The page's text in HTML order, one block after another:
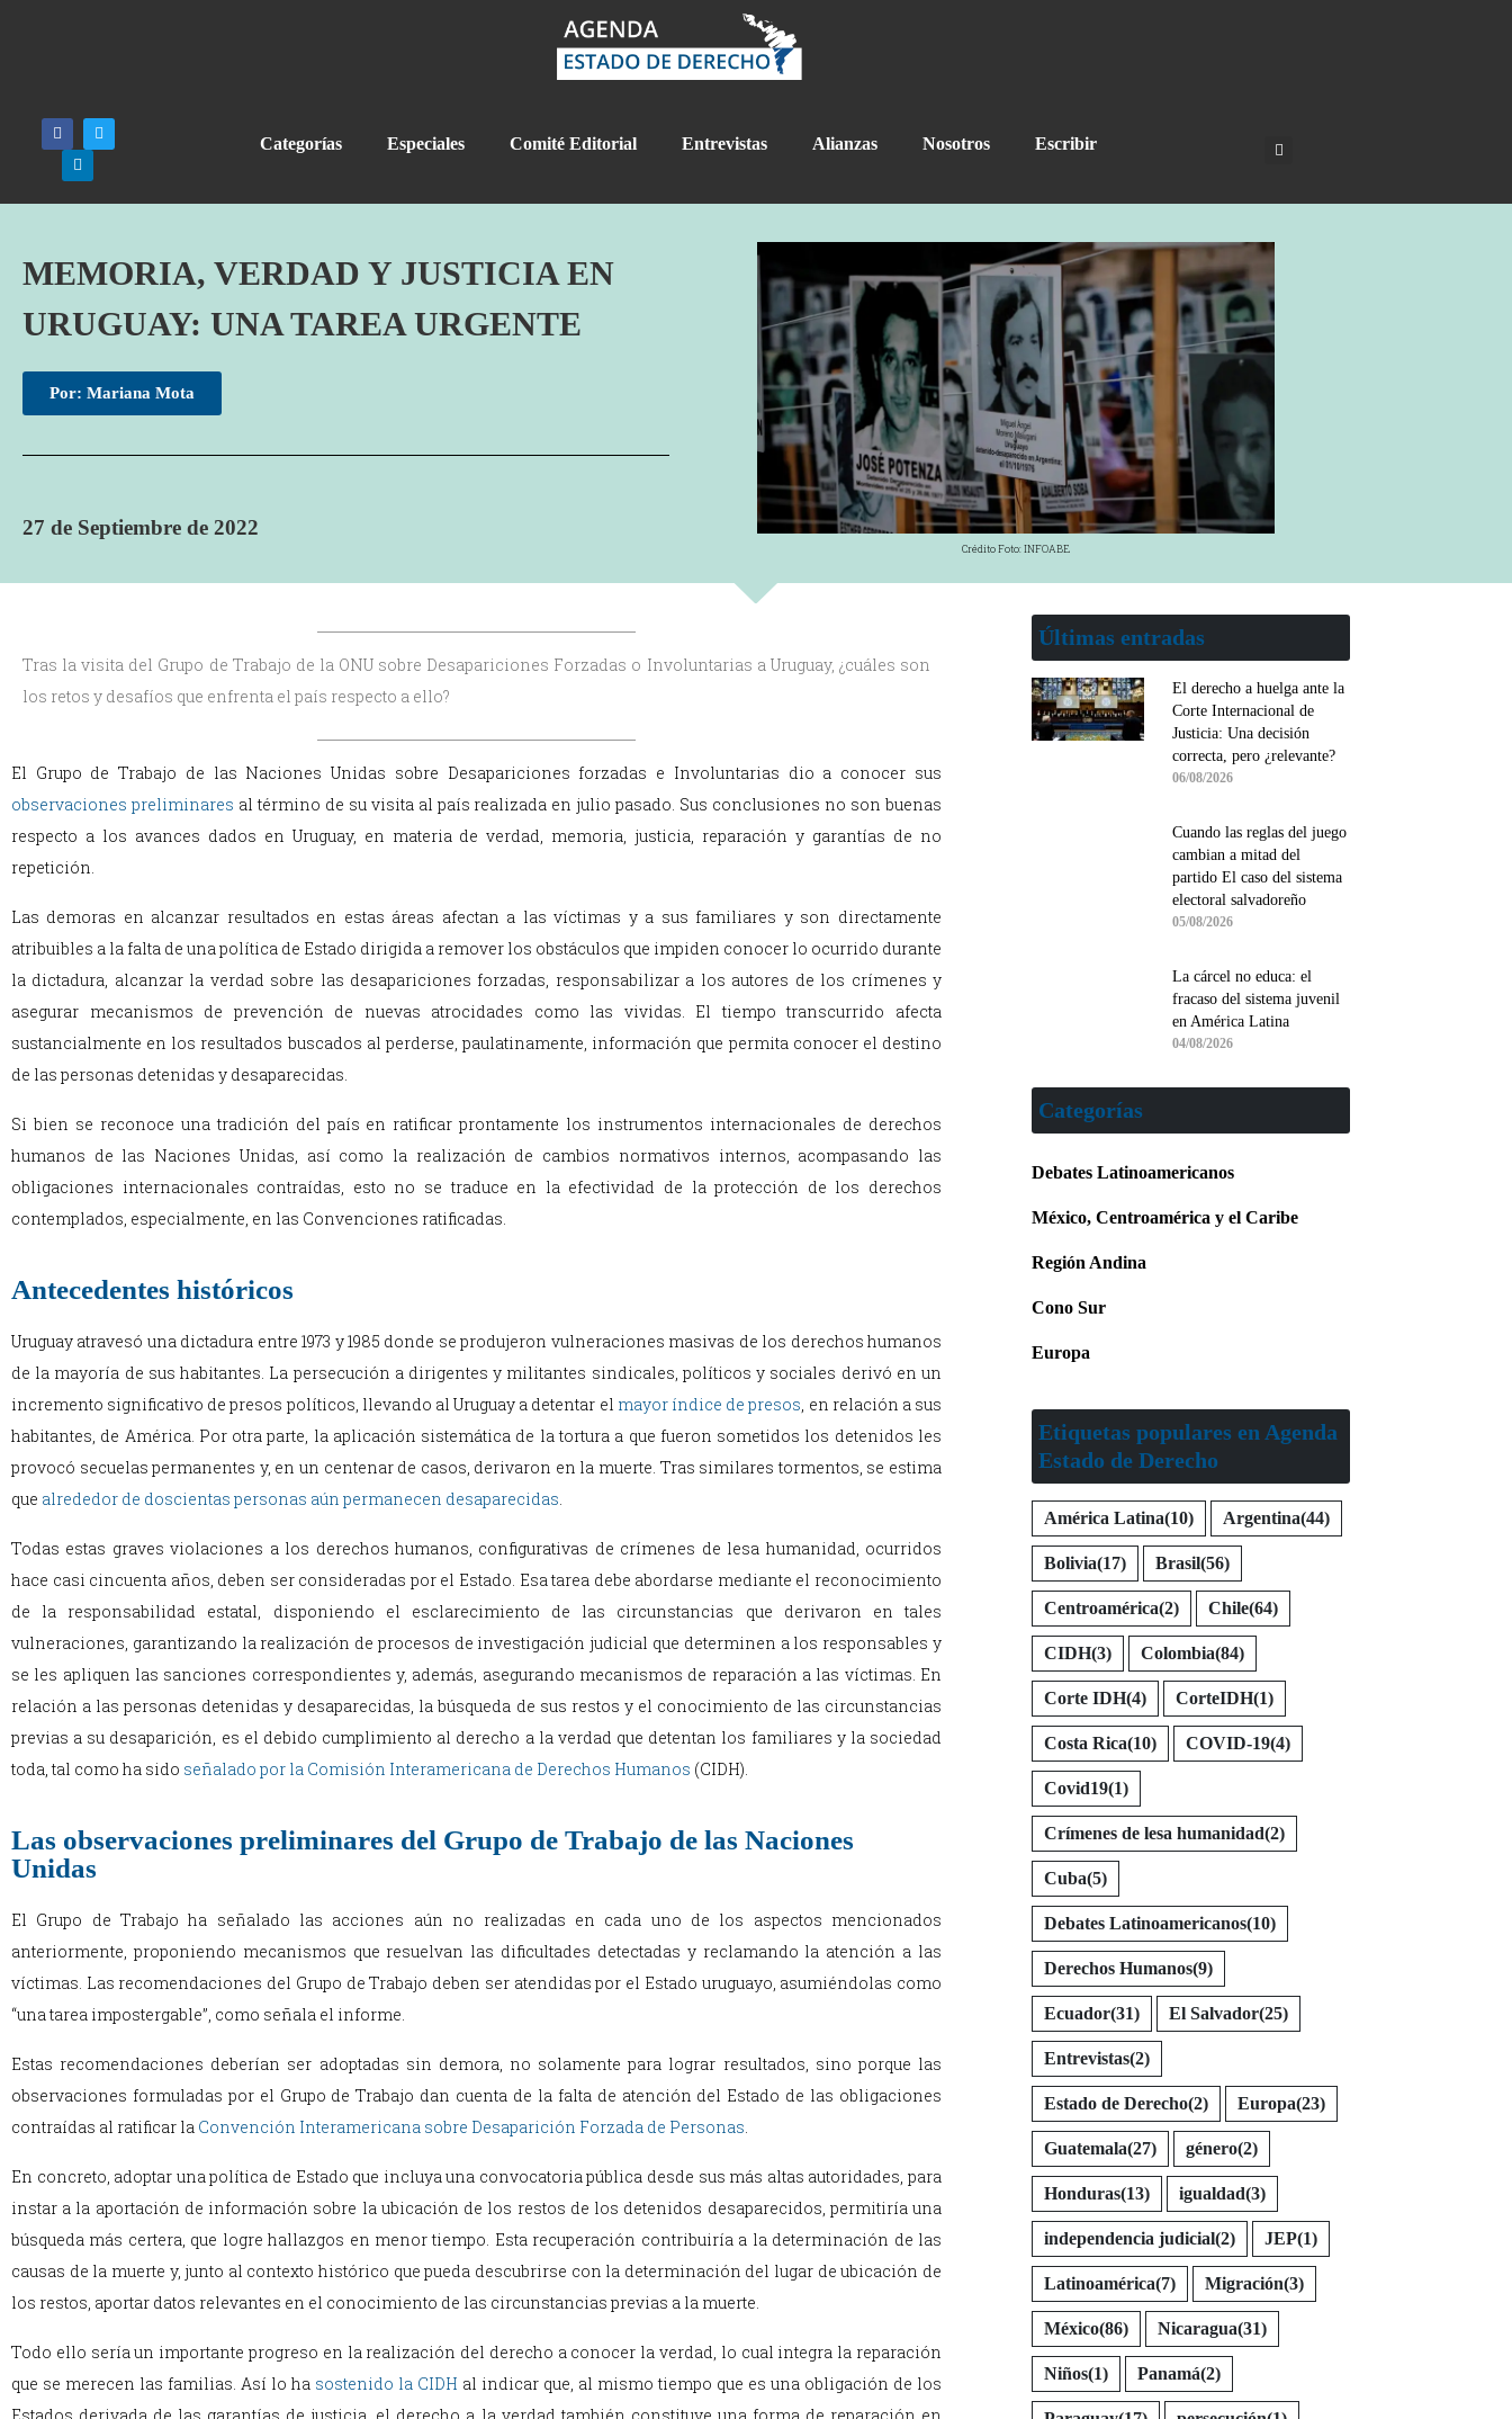
Categorías Especiales Comité Editorial Entrevistas Alianzas Nosotros Escribir
MEMORIA, VERDAD Y JUSTICIA EN
URUGUAY: UNA TAREA URGENTE
Por: Mariana Mota
27 de Septiembre de 2022
Crédito Foto: INFOABE
Tras la visita del Grupo de Trabajo de la ONU sobre Desapariciones Forzadas o Involuntarias a Uruguay, ¿cuáles son
los retos y desafíos que enfrenta el país respecto a ello?
El Grupo de Trabajo de las Naciones Unidas sobre Desapariciones forzadas e Involuntarias dio a conocer sus
observaciones preliminares al término de su visita al país realizada en julio pasado. Sus conclusiones no son buenas
respecto a los avances dados en Uruguay, en materia de verdad, memoria, justicia, reparación y garantías de no
repetición.
Las demoras en alcanzar resultados en estas áreas afectan a las víctimas y a sus familiares y son directamente
atribuibles a la falta de una política de Estado dirigida a remover los obstáculos que impiden conocer lo ocurrido durante
la dictadura, alcanzar la verdad sobre las desapariciones forzadas, responsabilizar a los autores de los crímenes y
asegurar mecanismos de prevención de nuevas atrocidades como las vividas. El tiempo transcurrido afecta
sustancialmente en los resultados buscados al perderse, paulatinamente, información que permita conocer el destino
de las personas detenidas y desaparecidas.
Si bien se reconoce una tradición del país en ratificar prontamente los instrumentos internacionales de derechos
humanos de las Naciones Unidas, así como la realización de cambios normativos internos, acompasando las
obligaciones internacionales contraídas, esto no se traduce en la efectividad de la protección de los derechos
contemplados, especialmente, en las Convenciones ratificadas.
Antecedentes históricos
Uruguay atravesó una dictadura entre 1973 y 1985 donde se produjeron vulneraciones masivas de los derechos humanos
de la mayoría de sus habitantes. La persecución a dirigentes y militantes sindicales, políticos y sociales derivó en un
incremento significativo de presos políticos, llevando al Uruguay a detentar el mayor índice de presos , en relación a sus
habitantes, de América. Por otra parte, la aplicación sistemática de la tortura a que fueron sometidos los detenidos les
provocó secuelas permanentes y, en un centenar de casos, derivaron en la muerte. Tras similares tormentos, se estima
que alrededor de doscientas personas aún permanecen desaparecidas
Todas estas graves violaciones a los derechos humanos, configurativas de crímenes de lesa humanidad, ocurridos
hace casi cincuenta años, deben ser consideradas por el Estado. Esa tarea debe abordarse mediante el reconocimiento
de la responsabilidad estatal, disponiendo el esclarecimiento de las circunstancias que derivaron en tales
vulneraciones, garantizando la realización de procesos de investigación judicial que determinen a los responsables y
se les apliquen las sanciones correspondientes y, además, asegurando mecanismos de reparación a las víctimas. En
relación a las personas detenidas y desaparecidas, la búsqueda de sus restos y el conocimiento de las circunstancias
previas a su desaparición, es el debido cumplimiento al derecho a la verdad que detentan los familiares y la sociedad
toda, tal como ha sido señalado por la Comisión Interamericana de Derechos Humanos (CIDH).
Las observaciones preliminares del Grupo de Trabajo de las Naciones
Unidas
El Grupo de Trabajo ha señalado las acciones aún no realizadas en cada uno de los aspectos mencionados
anteriormente, proponiendo mecanismos que resuelvan las dificultades detectadas y reclamando la atención a las
víctimas. Las recomendaciones del Grupo de Trabajo deben ser atendidas por el Estado uruguayo, asumiéndolas como
“una tarea impostergable”, como señala el informe.
Estas recomendaciones deberían ser adoptadas sin demora, no solamente para lograr resultados, sino porque las
observaciones formuladas por el Grupo de Trabajo dan cuenta de la falta de atención del Estado de las obligaciones
contraídas al ratificar la Convención Interamericana sobre Desaparición Forzada de Personas
En concreto, adoptar una política de Estado que incluya una convocatoria pública desde sus más altas autoridades, para
instar a la aportación de información sobre la ubicación de los restos de los detenidos desaparecidos, permitiría una
búsqueda más certera, que logre hallazgos en menor tiempo. Esta recuperación contribuiría a la determinación de las
causas de la muerte y, junto al contexto histórico que pueda descubrirse con la determinación del lugar de ubicación de
los restos, aportar datos relevantes en el conocimiento de las circunstancias previas a la muerte.
Todo ello sería un importante progreso en la realización del derecho a conocer la verdad, lo cual integra la reparación
que se merecen las familias. Así lo ha sostenido la CIDH al indicar que, al mismo tiempo que es una obligación de los
Últimas entradas
El derecho a huelga ante la
Corte Internacional de
Justicia: Una decisión
correcta, pero ¿relevante?
06/08/2026
Cuando las reglas del juego
cambian a mitad del
partido El caso del sistema
electoral salvadoreño
05/08/2026
La cárcel no educa: el
fracaso del sistema juvenil
en América Latina
04/08/2026
Categorías
Debates Latinoamericanos
México, Centroamérica y el Caribe
Región Andina
Cono Sur
Europa
Etiquetas populares en Agenda
Estado de Derecho
América Latina(10) Argentina(44)
Bolivia(17) Brasil(56)
Centroamérica(2) Chile(64)
CIDH(3) Colombia(84)
Corte IDH(4) CorteIDH(1)
Costa Rica(10) COVID-19(4)
Covid19(1)
Crímenes de lesa humanidad(2)
Cuba(5)
Debates Latinoamericanos(10)
Derechos Humanos(9)
Ecuador(31) El Salvador(25)
Entrevistas(2)
Estado de Derecho(2) Europa(23)
Guatemala(27) género(2)
Honduras(13) igualdad(3)
independencia judicial(2) JEP(1)
Latinoamérica(7) Migración(3)
México(86) Nicaragua(31)
Niños(1) Panamá(2)